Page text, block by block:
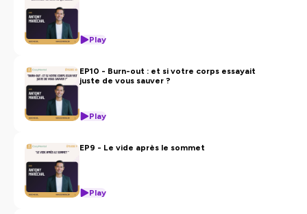
Play
EP10 - Burn-out : et si votre corps essayait
juste de vous sauver ?
Play
EP9 - Le vide après le sommet
Play